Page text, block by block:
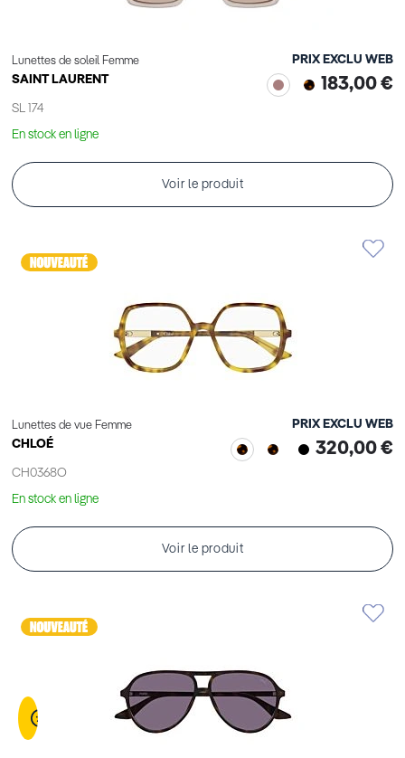
Lunettes de soleil Femme
SAINT LAURENT
SL 174
PRIX EXCLU WEB
183,00 €
En stock en ligne
Voir le produit
Lunettes de vue Femme
CHLOÉ
CH0368O
PRIX EXCLU WEB
320,00 €
En stock en ligne
Voir le produit